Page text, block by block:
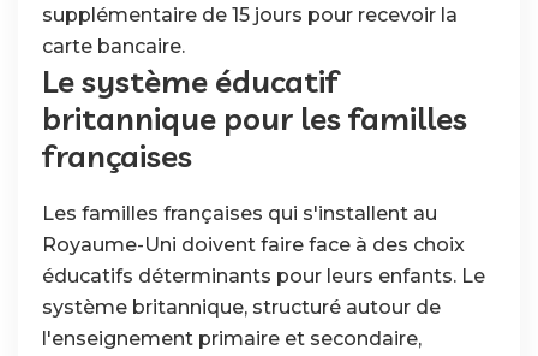
supplémentaire de 15 jours pour recevoir la
carte bancaire.
Le système éducatif
britannique pour les familles
françaises
Les familles françaises qui s'installent au
Royaume-Uni doivent faire face à des choix
éducatifs déterminants pour leurs enfants. Le
système britannique, structuré autour de
l'enseignement primaire et secondaire,